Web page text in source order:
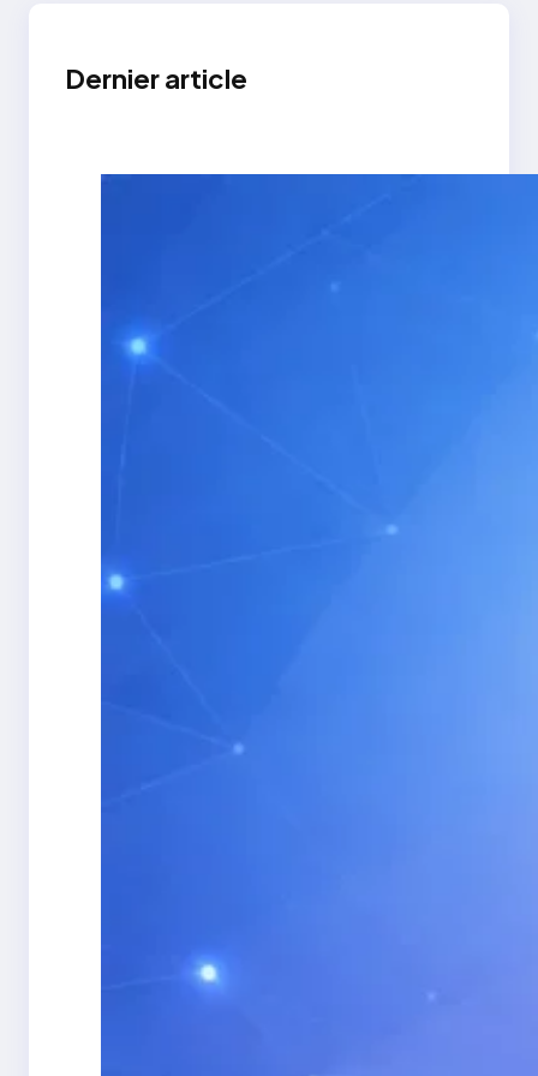
Dernier article